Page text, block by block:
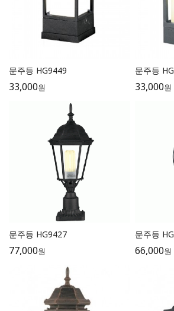
문주등 HG9449
33,000원
문주등
33,000원
문주등 HG9427
77,000원
문주등
66,000원